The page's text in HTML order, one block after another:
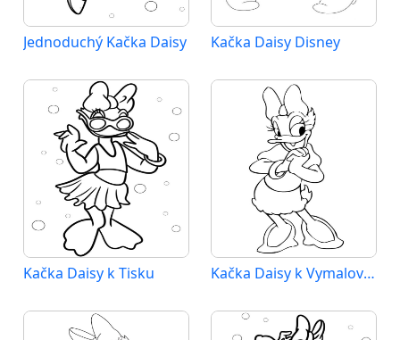
Jednoduchý Kačka Daisy Kačka Daisy Disney
Kačka Daisy k Tisku Kačka Daisy k Vymalování